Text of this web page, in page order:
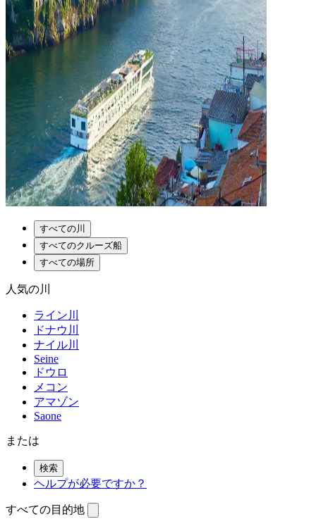
すべての川
すべてのクルーズ船
すべての場所
人気の川
ライン川
ドナウ川
ナイル川
Seine
ドウロ
メコン
アマゾン
Saone
または
検索
ヘルプが必要ですか？
すべての目的地